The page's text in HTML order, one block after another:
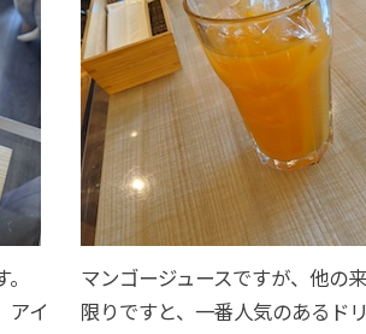
アイ
マンゴージュースですが、他の
限りですと、一番人気のあるド